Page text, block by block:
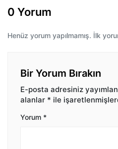
0 Yorum
Henüz yorum yapılmamış. İlk
Bir Yorum Bırakın
E-posta adresiniz
alanlar * ile
Yorum *